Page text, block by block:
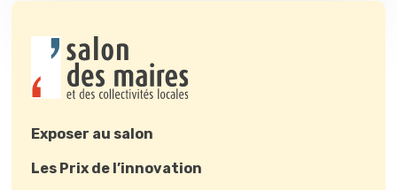
Exposer au salon
Les Prix de l’innovation